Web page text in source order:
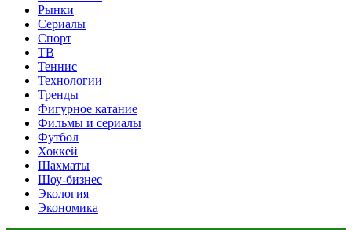
Рынки
Сериалы
Спорт
ТВ
Теннис
Технологии
Тренды
Фигурное катание
Фильмы и сериалы
Футбол
Хоккей
Шахматы
Шоу-бизнес
Экология
Экономика